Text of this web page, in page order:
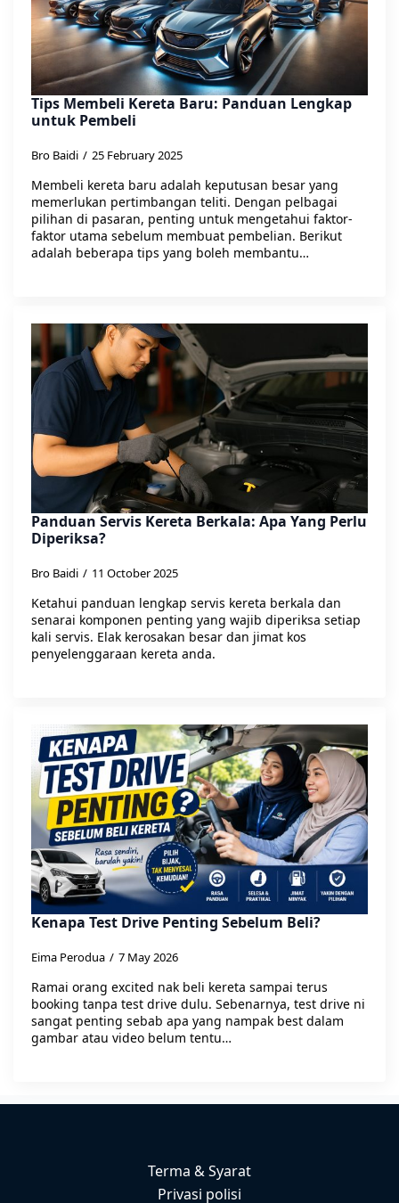
Tips Membeli Kereta Baru: Panduan Lengkap
untuk Pembeli
Bro Baidi 25 February 2025
Membeli kereta baru adalah keputusan besar yang
memerlukan pertimbangan teliti. Dengan pelbagai
pilihan di pasaran, penting untuk mengetahui faktor-
faktor utama sebelum membuat pembelian. Berikut
adalah beberapa tips yang boleh membantu…
Panduan Servis Kereta Berkala: Apa Yang Perlu
Diperiksa?
Bro Baidi 11 October 2025
Ketahui panduan lengkap servis kereta berkala dan
senarai komponen penting yang wajib diperiksa setiap
kali servis. Elak kerosakan besar dan jimat kos
penyelenggaraan kereta anda.
Kenapa Test Drive Penting Sebelum Beli?
Eima Perodua 7 May 2026
Ramai orang excited nak beli kereta sampai terus
booking tanpa test drive dulu. Sebenarnya, test drive ni
sangat penting sebab apa yang nampak best dalam
gambar atau video belum tentu…
Terma & Syarat
Privasi polisi